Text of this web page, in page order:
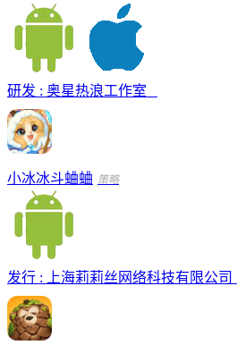
研发 : 奥星热浪工作室
小冰冰斗蛐蛐 策略
发行 : 上海莉莉丝网络科技有限公司